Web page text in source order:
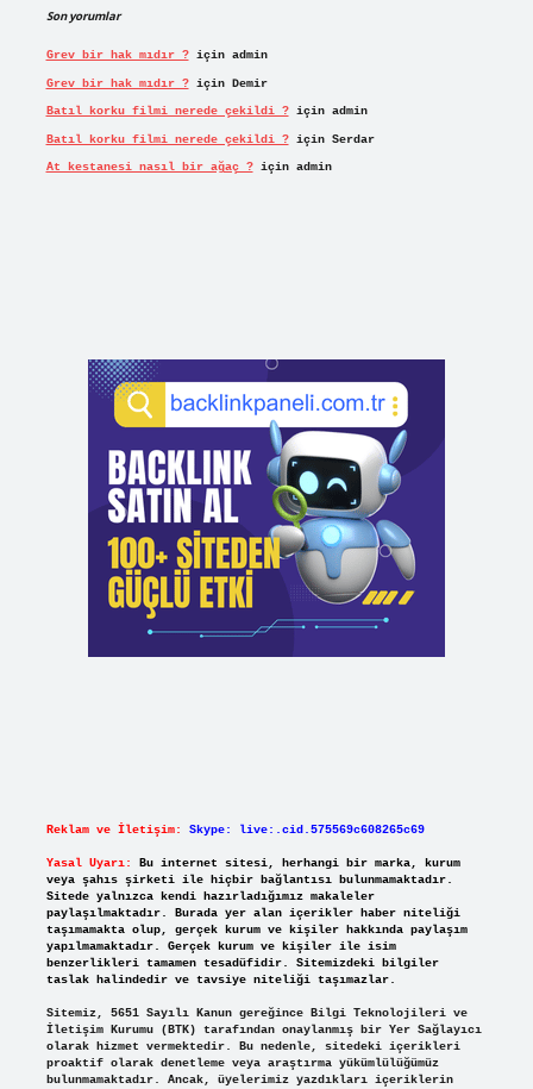
Son yorumlar
Grev bir hak mıdır ?için admin
Grev bir hak mıdır ?için Demir
Batıl korku filmi nerede çekildi ?için admin
Batıl korku filmi nerede çekildi ?için Serdar
At kestanesi nasıl bir ağaç ?için admin
Reklam ve İletişim: Skype: live:.cid.575569c608265c69
Yasal Uyarı:
Bu internet sitesi, herhangi bir marka, kurum
veya şahıs şirketi ile hiçbir bağlantısı bulunmamaktadır.
Sitede yalnızca kendi hazırladığımız makaleler
paylaşılmaktadır. Burada yer alan içerikler haber niteliği
taşımamakta olup, gerçek kurum ve kişiler hakkında paylaşım
yapılmamaktadır. Gerçek kurum ve kişiler ile isim
benzerlikleri tamamen tesadüfidir. Sitemizdeki bilgiler
taslak halindedir ve tavsiye niteliği taşımazlar.
Sitemiz, 5651 Sayılı Kanun gereğince Bilgi Teknolojileri ve
İletişim Kurumu (BTK) tarafından onaylanmış bir Yer Sağlayıcı
olarak hizmet vermektedir. Bu nedenle, sitedeki içerikleri
proaktif olarak denetleme veya araştırma yükümlülüğümüz
bulunmamaktadır. Ancak, üyelerimiz yazdıkları içeriklerin